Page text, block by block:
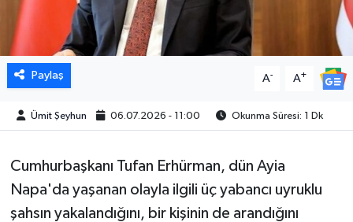
Paylaş A- A+
Ümit Şeyhun 06.07.2026 - 11:00 Okunma Süresi: 1 Dk
Cumhurbaşkanı Tufan Erhürman, dün Ayia
Napa'da yaşanan olayla ilgili üç yabancı uyruklu
şahsın yakalandığını, bir kişinin de arandığını